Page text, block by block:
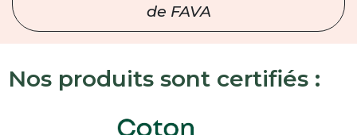
de FAVA
Nos produits sont certifiés :